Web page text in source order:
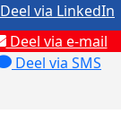
Deel via e-mail
Deel via SMS
Deel via LinkedIn